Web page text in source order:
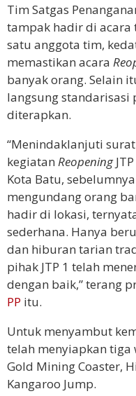
Tim Satgas
tampak hadir di acara
satu anggota tim,
memastikan acara
banyak orang. Selain
langsung standarisasi
diterapkan.
“Menindaklanjuti
kegiatan Reopening
Kota Batu,
mengundang orang
hadir di lokasi,
sederhana. Hanya
dan hiburan tarian
pihak JTP 1 telah
dengan baik,” terang
PP itu.
Untuk menyambut
telah menyiapkan tiga
Gold Mining Coaster,
Kangaroo Jump.